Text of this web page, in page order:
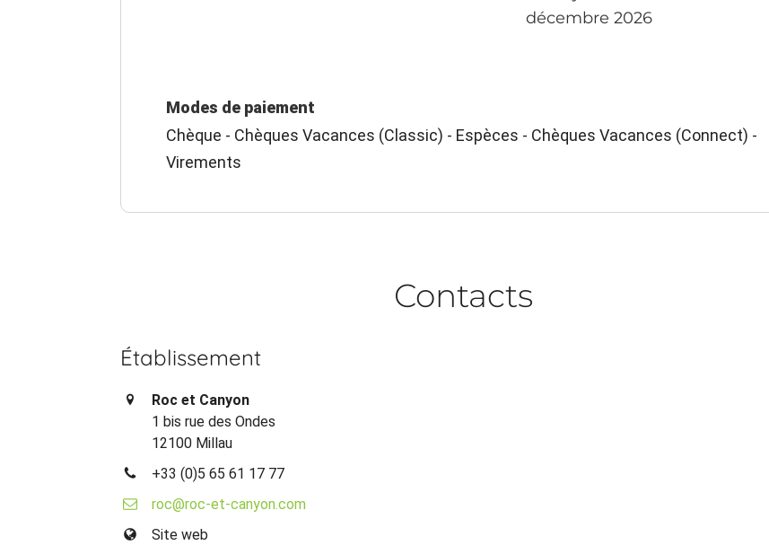
décembre 2026
Modes de paiement
Chèque - Chèques Vacances (Classic) - Espèces - Chèques Vacances (Connect) -
Virements
Contacts
Établissement
Roc et Canyon
1 bis rue des Ondes
12100 Millau
+33 (0)5 65 61 17 77
roc@roc-et-canyon.com
Site web